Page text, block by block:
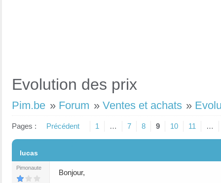
Evolution des prix
Pim.be » Forum » Ventes et achats »
Pages : Précédent 1 … 7 8 9 10 11 …
lucas
Pimonaute
Bonjour,